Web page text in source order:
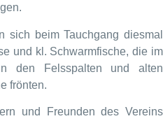
sich beim Tauchgang diesmal
und kl. Schwarmfische, die im
den Felsspalten und alten
frönten.
und Freunden des Vereins